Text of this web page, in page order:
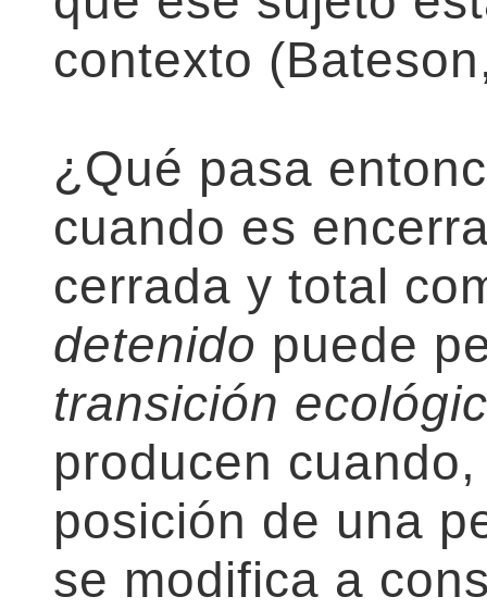
contexto
¿Qué pasa
cuando es
cerrada y total
detenido puede
transición
producen
posición de una
se modifica a